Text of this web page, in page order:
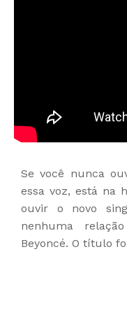
Se você nunca
essa voz, está na
ouvir o novo
nenhuma
Beyoncé. O título